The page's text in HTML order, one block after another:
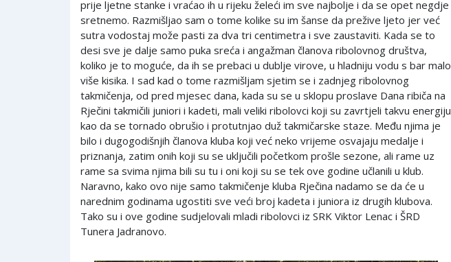
prije ljetne stanke i vraćao ih u rijeku želeći im sve najbolje i da se opet negdje
sretnemo. Razmišljao sam o tome kolike su im šanse da prežive ljeto jer već
sutra vodostaj može pasti za dva tri centimetra i sve zaustaviti. Kada se to
desi sve je dalje samo puka sreća i angažman članova ribolovnog društva,
koliko je to moguće, da ih se prebaci u dublje virove, u hladniju vodu s bar malo
više kisika. I sad kad o tome razmišljam sjetim se i zadnjeg ribolovnog
takmičenja, od pred mjesec dana, kada su se u sklopu proslave Dana ribiča na
Rječini takmičili juniori i kadeti, mali veliki ribolovci koji su zavrtjeli takvu energiju
kao da se tornado obrušio i protutnjao duž takmičarske staze. Među njima je
bilo i dugogodišnjih članova kluba koji već neko vrijeme osvajaju medalje i
priznanja, zatim onih koji su se uključili početkom prošle sezone, ali rame uz
rame sa svima njima bili su tu i oni koji su se tek ove godine učlanili u klub.
Naravno, kako ovo nije samo takmičenje kluba Rječina nadamo se da će u
narednim godinama ugostiti sve veći broj kadeta i juniora iz drugih klubova.
Tako su i ove godine sudjelovali mladi ribolovci iz SRK Viktor Lenac i ŠRD
Tunera Jadranovo.